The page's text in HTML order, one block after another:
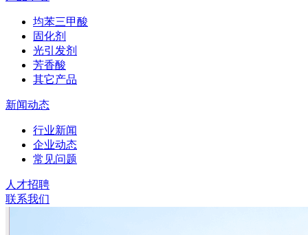
均苯三甲酸
固化剂
光引发剂
芳香酸
其它产品
新闻动态
行业新闻
企业动态
常见问题
人才招聘
联系我们